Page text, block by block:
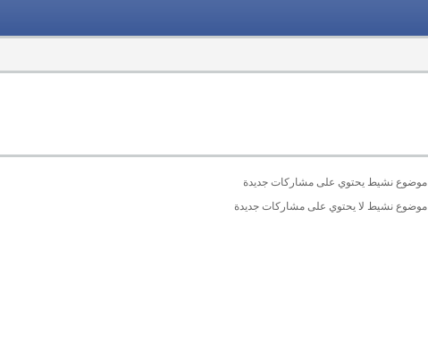
موضوع نشيط يحتوي على مشاركات جديدة
موضوع نشيط لا يحتوي على مشاركات جديدة